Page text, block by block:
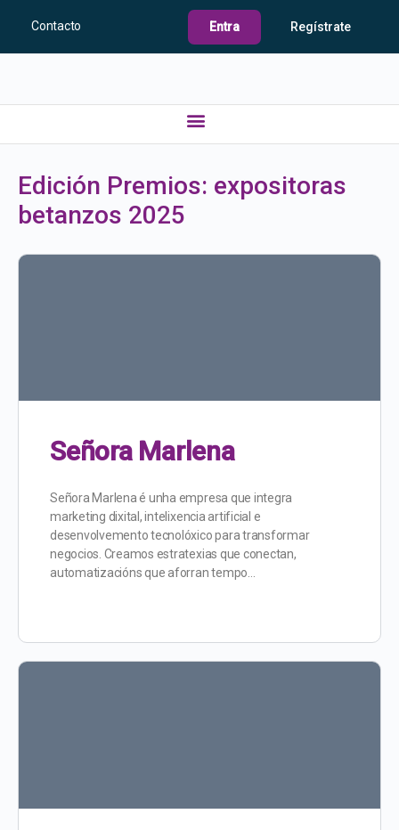
Contacto Entra Regístrate
Edición Premios: expositoras
betanzos 2025
Señora Marlena
Señora Marlena é unha empresa que integra
marketing dixital, intelixencia artificial e
desenvolvemento tecnolóxico para transformar
negocios. Creamos estratexias que conectan,
automatizacións que aforran tempo…